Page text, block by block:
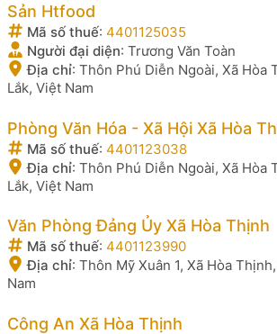
Sản Htfood
Mã số thuế: 4401125035
Người đại diện: Trương Văn Toàn
Địa chỉ: Thôn Phú Diễn Ngoài, Xã Hòa
Lắk, Việt Nam
Phòng Văn Hóa - Xã Hội Xã Hòa
Mã số thuế: 4401123038
Địa chỉ: Thôn Phú Diễn Ngoài, Xã Hòa
Lắk, Việt Nam
Văn Phòng Đảng Ủy Xã Hòa Thịnh
Mã số thuế: 4401123990
Địa chỉ: Thôn Mỹ Xuân 1, Xã Hòa
Nam
Công An Xã Hòa Thịnh